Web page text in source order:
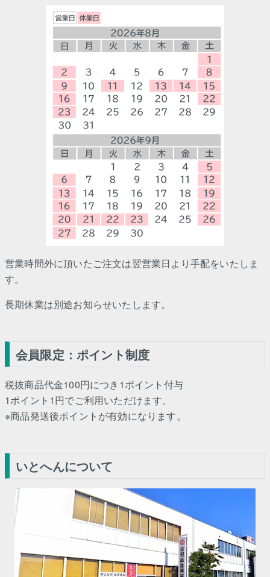
営業時間外に頂いたご注文は翌営業日より手配をいたしま
す。
長期休業は別途お知らせいたします。
会員限定：ポイント制度
税抜商品代金100円につき1ポイント付与
1ポイント1円でご利用いただけます。
※商品発送後ポイントが有効になります。
いとへんについて